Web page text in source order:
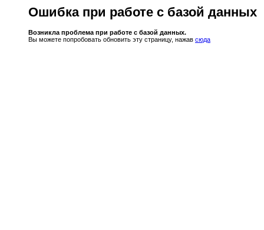
Ошибка при работе с базой данных
Возникла проблема при работе с базой данных.
Вы можете попробовать обновить эту страницу, нажав сюда